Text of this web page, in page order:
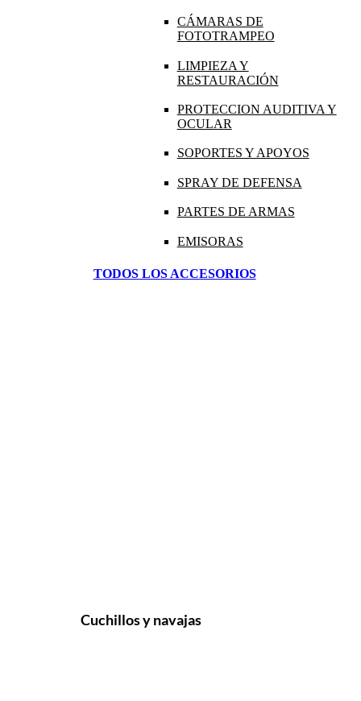
CÁMARAS DE
FOTOTRAMPEO
LIMPIEZA Y
RESTAURACIÓN
PROTECCION AUDITIVA Y
OCULAR
SOPORTES Y APOYOS
SPRAY DE DEFENSA
PARTES DE ARMAS
EMISORAS
TODOS LOS ACCESORIOS
Cuchillos y navajas